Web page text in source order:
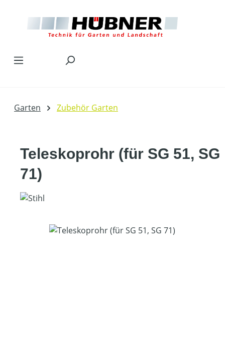
Garten Zubehör Garten
Teleskoprohr (für SG 51, SG
71)
Bildergalerie überspringen